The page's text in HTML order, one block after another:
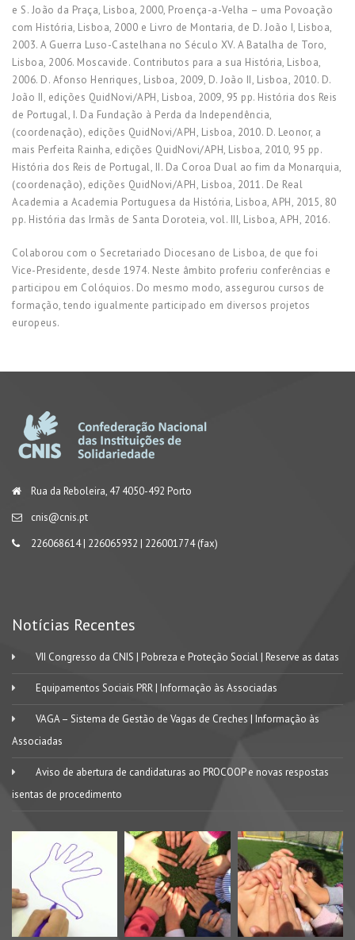
e S. João da Praça, Lisboa, 2000, Proença-a-Velha – uma Povoação
com História, Lisboa, 2000 e Livro de Montaria, de D. João I, Lisboa,
2003. A Guerra Luso-Castelhana no Século XV. A Batalha de Toro,
Lisboa, 2006. Moscavide. Contributos para a sua História, Lisboa,
2006. D. Afonso Henriques, Lisboa, 2009, D. João II, Lisboa, 2010. D.
João II, edições QuidNovi/APH, Lisboa, 2009, 95 pp. História dos Reis
de Portugal, I. Da Fundação à Perda da Independência,
(coordenação), edições QuidNovi/APH, Lisboa, 2010. D. Leonor, a
mais Perfeita Rainha, edições QuidNovi/APH, Lisboa, 2010, 95 pp.
História dos Reis de Portugal, II. Da Coroa Dual ao fim da Monarquia,
(coordenação), edições QuidNovi/APH, Lisboa, 2011. De Real
Academia a Academia Portuguesa da História, Lisboa, APH, 2015, 80
pp. História das Irmãs de Santa Doroteia, vol. III, Lisboa, APH, 2016.
Colaborou com o Secretariado Diocesano de Lisboa, de que foi
Vice-Presidente, desde 1974. Neste âmbito proferiu conferências e
participou em Colóquios. Do mesmo modo, assegurou cursos de
formação, tendo igualmente participado em diversos projetos
europeus.
Rua da Reboleira, 47 4050-492 Porto
cnis@cnis.pt
226068614 | 226065932 | 226001774 (fax)
Notícias Recentes
VII Congresso da CNIS | Pobreza e Proteção Social | Reserve as datas
Equipamentos Sociais PRR | Informação às Associadas
VAGA – Sistema de Gestão de Vagas de Creches | Informação às
Associadas
Aviso de abertura de candidaturas ao PROCOOP e novas respostas
isentas de procedimento